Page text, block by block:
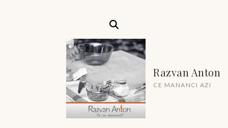
Razvan Anton
CE MANANCI AZI